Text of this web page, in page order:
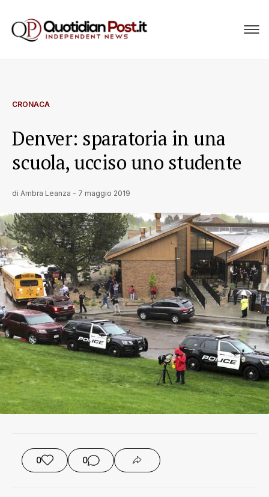
CRONACA
Denver: sparatoria in una
scuola, ucciso uno studente
di Ambra Leanza - 7 maggio 2019
0 0